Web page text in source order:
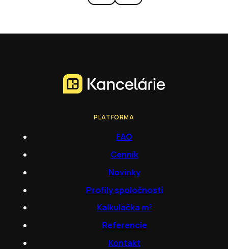
PLATFORMA
FAQ
Cenník
Novinky
Profily spoločností
Kalkulačka m²
Referencie
Kontakt